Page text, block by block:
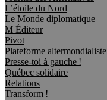
L’étoile du Nord
Le Monde diplomatique
M Éditeur
Pivot
Plateforme altermondialiste
Presse-toi à gauche !
Québec solidaire
Relations
Transform !